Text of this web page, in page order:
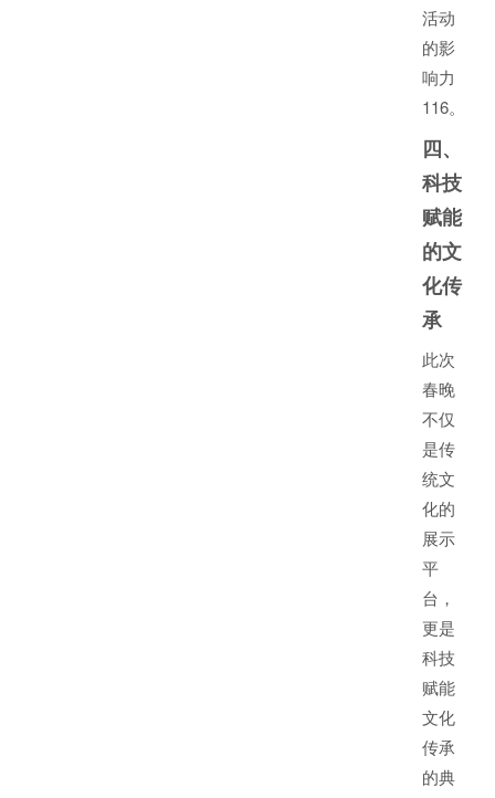
活动
的影
响力
116。
四、
科技
赋能
的文
化传
承
此次
春晚
不仅
是传
统文
化的
展示
平
台，
更是
科技
赋能
文化
传承
的典